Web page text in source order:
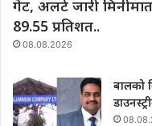
गेट, अलर्ट जारी
89.55 प्रतिशत..
08.08.2026
बालको